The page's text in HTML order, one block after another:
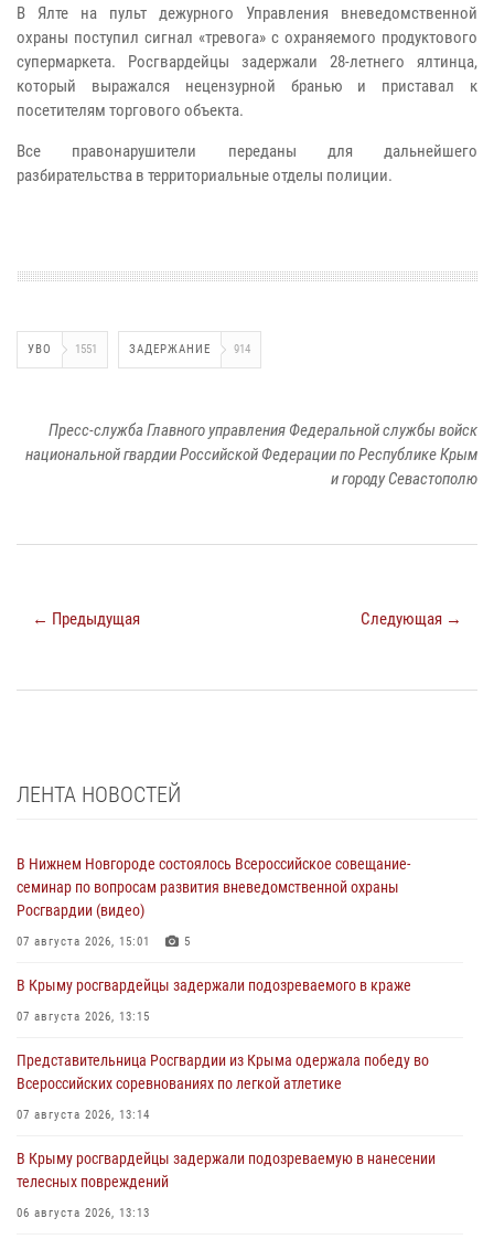
В Ялте на пульт дежурного Управления вневедомственной
охраны поступил сигнал «тревога» с охраняемого продуктового
супермаркета. Росгвардейцы задержали 28-летнего ялтинца,
который выражался нецензурной бранью и приставал к
посетителям торгового объекта.
Все правонарушители переданы для дальнейшего
разбирательства в территориальные отделы полиции.
УВО 1551 ЗАДЕРЖАНИЕ 914
Пресс-служба Главного управления Федеральной службы войск
национальной гвардии Российской Федерации по Республике Крым
и городу Севастополю
← Предыдущая Следующая →
ЛЕНТА НОВОСТЕЙ
В Нижнем Новгороде состоялось Всероссийское совещание-
семинар по вопросам развития вневедомственной охраны
Росгвардии (видео)
07 августа 2026, 15:01 5
В Крыму росгвардейцы задержали подозреваемого в краже
07 августа 2026, 13:15
Представительница Росгвардии из Крыма одержала победу во
Всероссийских соревнованиях по легкой атлетике
07 августа 2026, 13:14
В Крыму росгвардейцы задержали подозреваемую в нанесении
телесных повреждений
06 августа 2026, 13:13